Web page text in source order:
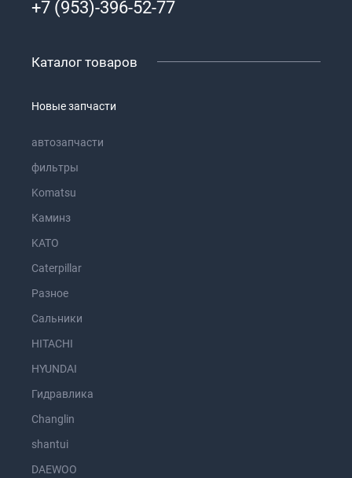
+7 (953)-396-52-77
Каталог товаров
Новые запчасти
автозапчасти
фильтры
Komatsu
Каминз
KATO
Caterpillar
Разное
Сальники
HITACHI
HYUNDAI
Гидравлика
Changlin
shantui
DAEWOO